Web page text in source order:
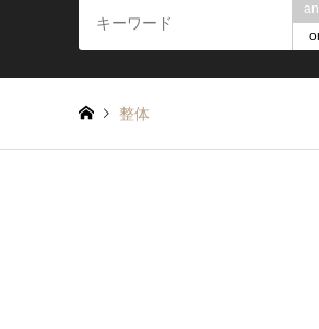
整体